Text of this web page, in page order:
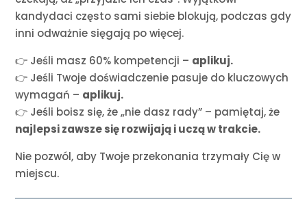
kandydaci często sami siebie blokują, podczas gdy
inni odważnie sięgają po więcej.
👉 Jeśli masz 60% kompetencji – aplikuj.
👉 Jeśli Twoje doświadczenie pasuje do kluczowych
wymagań – aplikuj.
👉 Jeśli boisz się, że „nie dasz rady” – pamiętaj, że
najlepsi zawsze się rozwijają i uczą w trakcie.
Nie pozwól, aby Twoje przekonania trzymały Cię w
miejscu.